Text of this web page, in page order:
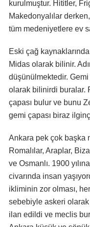
kurulmuştur. Hititler,
Makedonyalılar
tüm medeniyetlere ev
Eski çağ
Midas olarak bilinir.
düşünülmektedir. Gemi
olarak bilinirdi buralar.
çapası bulur ve bunu
gemi çapası biraz
Ankara pek çok başka
Romalılar, Araplar,
ve Osmanlı. 1900
civarında insan
ikliminin zor olması,
sebebiyle askeri olarak
ilan edildi ve meclis